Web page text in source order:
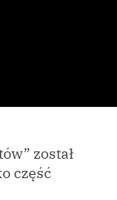
został
część